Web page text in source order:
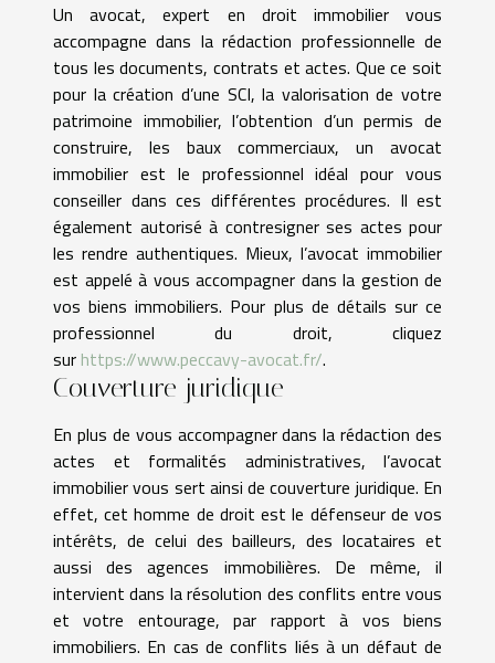
Un avocat, expert en droit immobilier vous
accompagne dans la rédaction professionnelle de
tous les documents, contrats et actes. Que ce soit
pour la création d’une SCI, la valorisation de votre
patrimoine immobilier, l’obtention d’un permis de
construire, les baux commerciaux, un avocat
immobilier est le professionnel idéal pour vous
conseiller dans ces différentes procédures. Il est
également autorisé à contresigner ses actes pour
les rendre authentiques. Mieux, l’avocat immobilier
est appelé à vous accompagner dans la gestion de
vos biens immobiliers. Pour plus de détails sur ce
professionnel du droit, cliquez
sur https://www.peccavy-avocat.fr/.
Couverture juridique
En plus de vous accompagner dans la rédaction des
actes et formalités administratives, l’avocat
immobilier vous sert ainsi de couverture juridique. En
effet, cet homme de droit est le défenseur de vos
intérêts, de celui des bailleurs, des locataires et
aussi des agences immobilières. De même, il
intervient dans la résolution des conflits entre vous
et votre entourage, par rapport à vos biens
immobiliers. En cas de conflits liés à un défaut de